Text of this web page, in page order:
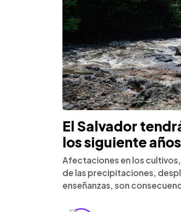
El Salvador
los siguiente años
Afectaciones en los
de las precipitaciones,
enseñanzas, son